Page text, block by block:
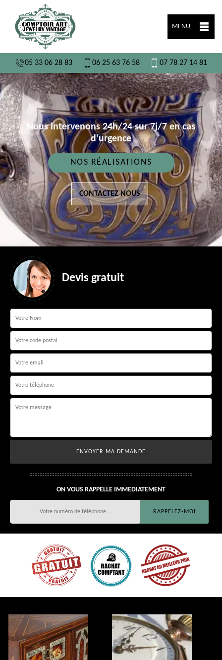
MENU
05 33 06 28 83 06 25 63 76 58 07 78 27 14 81
Nous intervenons 24h/24 sur 7j/7 en cas
d'urgence
NOS RÉALISATIONS
CONTACTEZ NOUS
Devis gratuit
ON VOUS RAPPELLE IMMEDIATEMENT